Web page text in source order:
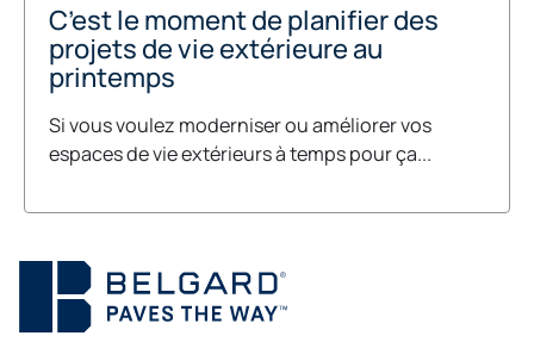
C’est le moment de planifier des
projets de vie extérieure au
printemps
Si vous voulez moderniser ou améliorer vos
espaces de vie extérieurs à temps pour ça...